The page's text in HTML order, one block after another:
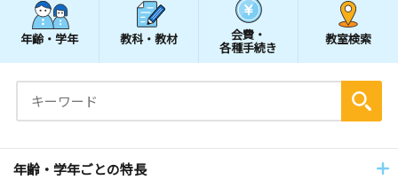
年齢・学年 教科・教材 会費・
各種手続き
教室検索
年齢・学年ごとの特長